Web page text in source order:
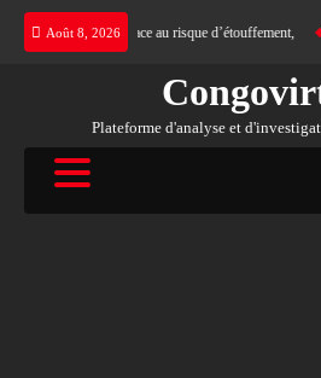
Skip
Août 8, 2026
internationale, Face au risque d’étouffement, Le
Plateforme d'analyse et